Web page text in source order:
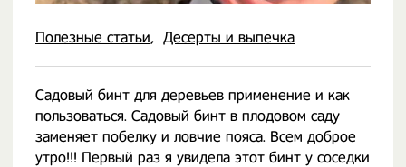
Полезные статьи Десерты и выпечка
Садовый бинт для деревьев применение и как
пользоваться. Садовый бинт в плодовом саду
заменяет побелку и ловчие пояса. Всем доброе
утро!!! Первый раз я увидела этот бинт у соседки